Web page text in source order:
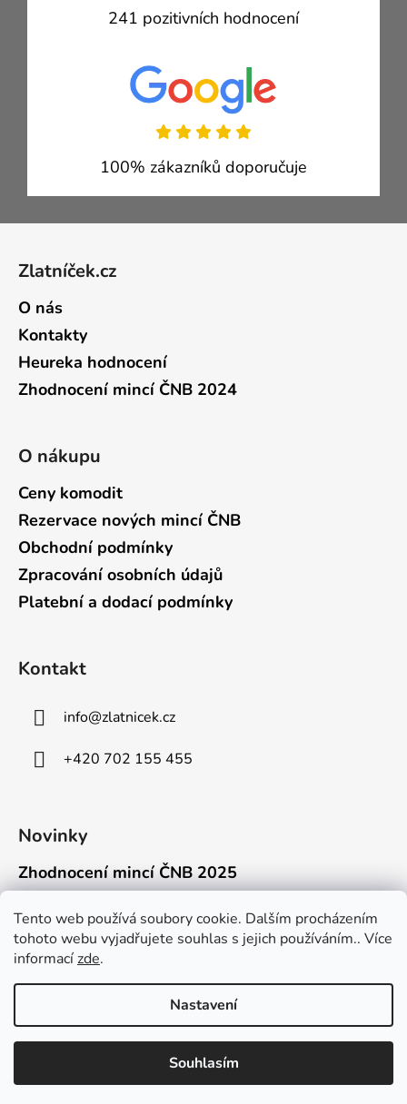
Tento web používá soubory cookie. Dalším procházením
tohoto webu vyjadřujete souhlas s jejich používáním.. Více
informacízde.
Nastavení
Souhlasím
241 pozitivních hodnocení
100% zákazníků doporučuje
Zlatníček.cz
O nás
Kontakty
Heureka hodnocení
Zhodnocení mincí ČNB 2024
O nákupu
Ceny komodit
Rezervace nových mincí ČNB
Obchodní podmínky
Zpracování osobních údajů
Platební a dodací podmínky
Kontakt
info@zlatnicek.cz
+420 702 155 455
Novinky
Zhodnocení mincí ČNB 2025
Připravili jsme pro vás jednoduchý a př...
Mýty o přepravě zlatých mincí mimo EU
Kdo někdy držel v ruce zlatou minci Wie...
Vytvořil Shoptet
Copyright 2026Zlatnicek.cz. Všechna práva vyhrazena.